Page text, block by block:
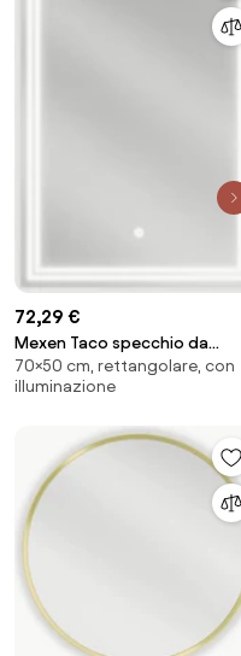
72,29 €
Mexen Taco specchio da
bagno retroilluminato 50 x 70
cm, LED 6000K,
050-070-611-00
70×50 cm, rettangolare, con
illuminazione